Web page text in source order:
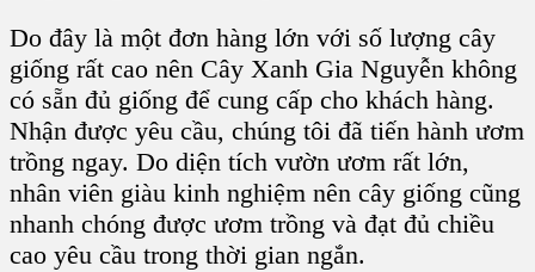
Do đây là một đơn hàng lớn với số lượng cây
giống rất cao nên Cây Xanh Gia Nguyễn không
có sẵn đủ giống để cung cấp cho khách hàng.
Nhận được yêu cầu, chúng tôi đã tiến hành ươm
trồng ngay. Do diện tích vườn ươm rất lớn,
nhân viên giàu kinh nghiệm nên cây giống cũng
nhanh chóng được ươm trồng và đạt đủ chiều
cao yêu cầu trong thời gian ngắn.